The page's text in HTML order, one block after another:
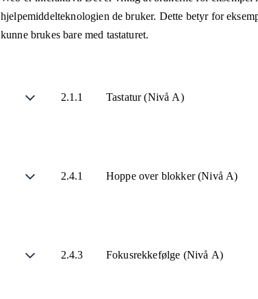
hjelpemiddelteknologien de bruker. Dette betyr for
kunne brukes bare med tastaturet.
2.1.1 Tastatur (Nivå A)
2.4.1 Hoppe over blokker (Nivå A)
2.4.3 Fokusrekkefølge (Nivå A)